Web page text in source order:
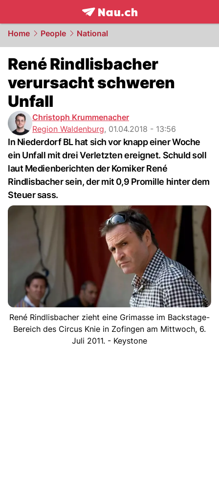
frontpage.NAU.ch
Home People National
René Rindlisbacher
verursacht schweren
Unfall
Christoph Krummenacher
Region Waldenburg, 01.04.2018 - 13:56
In Niederdorf BL hat sich vor knapp einer Woche
ein Unfall mit drei Verletzten ereignet. Schuld soll
laut Medienberichten der Komiker René
Rindlisbacher sein, der mit 0,9 Promille hinter dem
Steuer sass.
René Rindlisbacher zieht eine Grimasse im Backstage-
Bereich des Circus Knie in Zofingen am Mittwoch, 6.
Juli 2011. - Keystone